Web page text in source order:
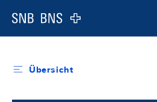
Logo
Übersicht